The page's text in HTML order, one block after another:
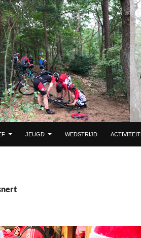
JEUGD WEDSTRIJD